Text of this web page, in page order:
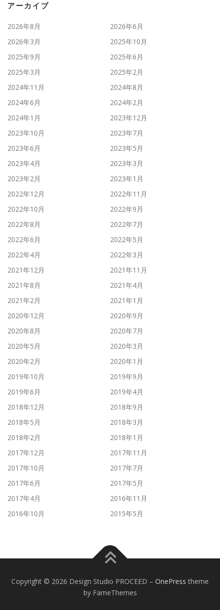
ー
アーカイブ
2026年8月
2026年6月
2026年3月
2025年10月
2025年9月
2025年6月
2025年3月
2025年2月
2024年11月
2024年8月
2024年6月
2024年2月
2024年1月
2023年12月
2023年10月
2023年7月
2023年6月
2023年5月
2023年4月
2023年3月
2023年2月
2023年1月
2022年12月
2022年11月
2022年10月
2022年9月
2022年8月
2022年7月
2022年6月
2022年5月
2022年4月
2022年3月
2021年12月
2021年11月
2021年8月
2021年4月
2021年2月
2021年1月
2020年12月
2020年9月
2020年8月
2020年7月
2020年5月
2020年3月
2020年2月
2020年1月
2019年10月
2019年9月
2019年6月
2019年4月
2018年12月
2018年9月
2018年5月
2018年3月
2018年2月
2018年1月
2017年12月
2017年11月
2017年10月
2017年7月
2017年6月
2017年5月
2017年4月
2016年11月
2016年10月
2015年5月
Copyright © 2026 Design Studio PROCEED – OnePress theme
by FameThemes